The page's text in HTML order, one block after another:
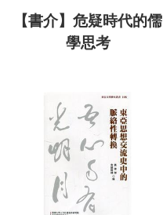
【書介】危疑時代的儒
學思考